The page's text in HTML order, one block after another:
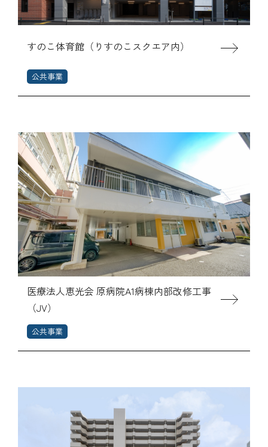
すのこ体育館（りすのこスクエア内）
公共事業
医療法人恵光会 原病院A1病棟内部改修工事
（JV）
公共事業